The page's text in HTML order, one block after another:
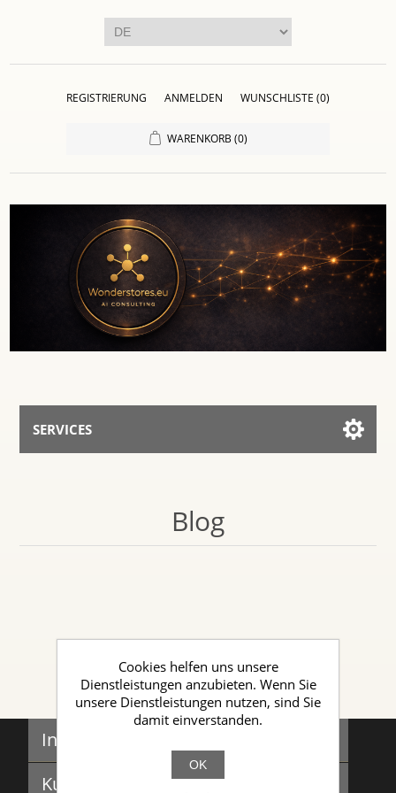
REGISTRIERUNG ANMELDEN WUNSCHLISTE (0)
WARENKORB (0)
SERVICES
Mit dem Assistenten sprechen
Blog
Informationen
Governance
Kundendienst
Cookies helfen uns unsere
Dienstleistungen anzubieten. Wenn Sie
unsere Dienstleistungen nutzen, sind Sie
damit einverstanden.
OK